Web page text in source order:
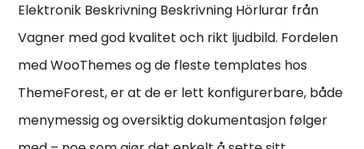
Elektronik Beskrivning Beskrivning Hörlurar från
Vagner med god kvalitet och rikt ljudbild. Fordelen
med WooThemes og de fleste templates hos
ThemeForest, er at de er lett konfigurerbare, både
menymessig og oversiktig dokumentasjon følger